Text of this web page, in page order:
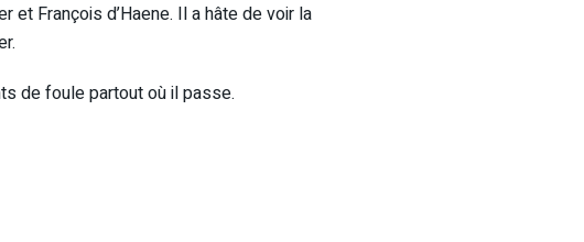
François d’Haene. Il a hâte de voir la
de foule partout où il passe.